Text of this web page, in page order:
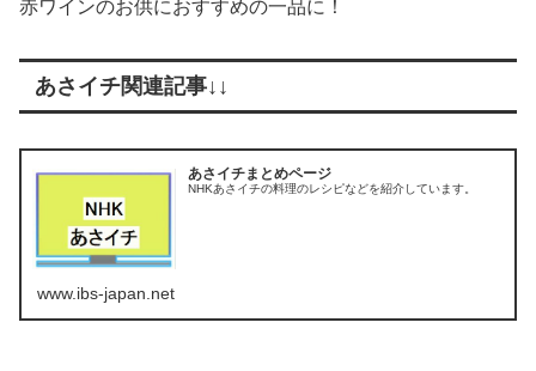
赤ワインのお供におすすめの一品に！
あさイチ関連記事↓↓
あさイチまとめページ
NHKあさイチの料理のレシピなどを紹介しています。
www.ibs-japan.net